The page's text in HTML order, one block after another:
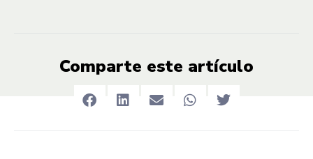
Comparte este artículo